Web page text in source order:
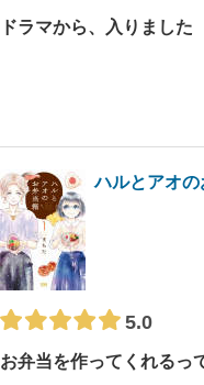
ドラマから、入りました
ハルとアオの
5.0
お弁当を作ってくれるっ